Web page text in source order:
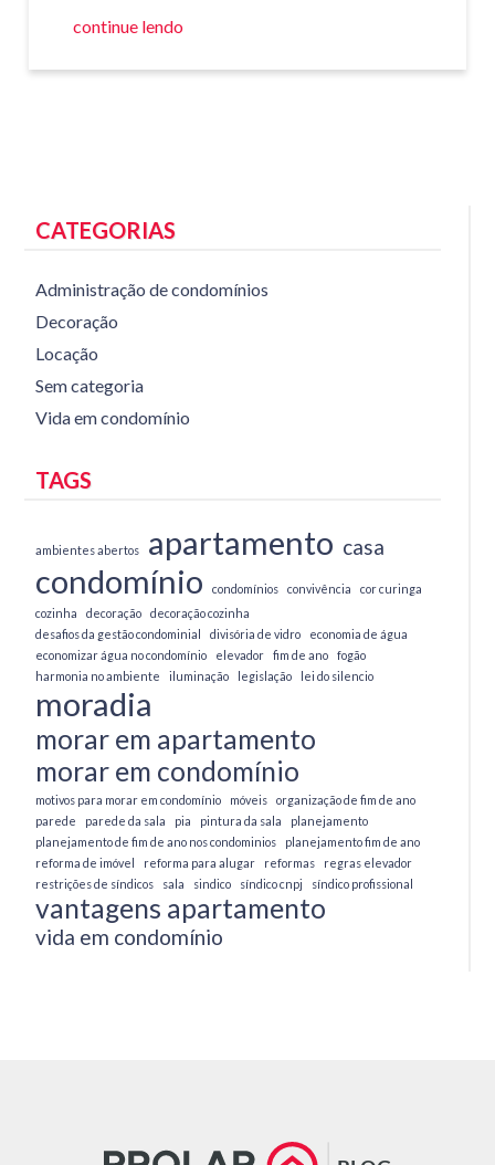
continue lendo
CATEGORIAS
Administração de condomínios
Decoração
Locação
Sem categoria
Vida em condomínio
TAGS
ambientes abertos apartamento casa
condomínio condomínios convivência
cor curinga
cozinha
decoração
decoração cozinha
desafios da gestão condominial
divisória de vidro
economia de água
economizar água no condomínio
elevador fim de ano
fogão
harmonia no ambiente
iluminação legislação lei do silencio
moradia
morar em apartamento
morar em condomínio
motivos para morar em condomínio móveis
organização de fim de ano
parede
parede da sala pia pintura da sala
planejamento
planejamento de fim de ano nos condominios
planejamento fim de ano
reforma de imóvel
reforma para alugar reformas
regras elevador
restrições de síndicos
sala sindico síndico cnpj síndico profissional
vantagens apartamento
vida em condomínio